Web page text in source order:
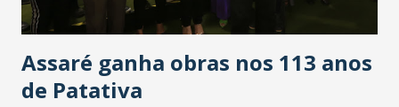
Assaré ganha obras nos 113 anos
de Patativa